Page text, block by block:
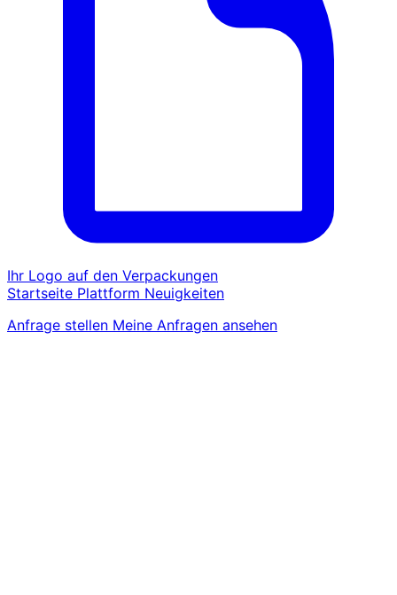
Ihr Logo auf den Verpackungen
Startseite Plattform Neuigkeiten
Anfrage stellen Meine Anfragen ansehen